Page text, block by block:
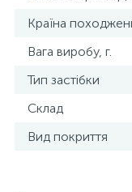
Країна
Вага виробу, г.
Тип застібки
Склад
Вид покриття